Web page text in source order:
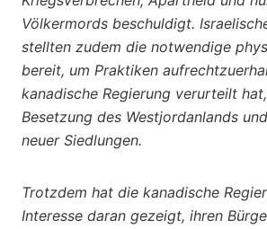
Völkermords beschuldigt.
stellten zudem die notwendige
bereit, um Praktiken
kanadische Regierung verurteilt
Besetzung des Westjordanlands
neuer Siedlungen.
Trotzdem hat die kanadische
Interesse daran gezeigt, ihren